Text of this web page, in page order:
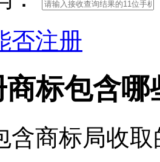
否注册
标包含哪
含商标局收